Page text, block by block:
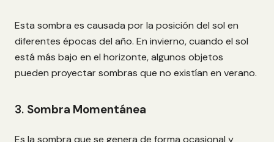
Esta sombra es causada por la posición del sol en
diferentes épocas del año. En invierno, cuando el sol
está más bajo en el horizonte, algunos objetos
pueden proyectar sombras que no existían en verano.
3. Sombra Momentánea
Es la sombra que se genera de forma ocasional y